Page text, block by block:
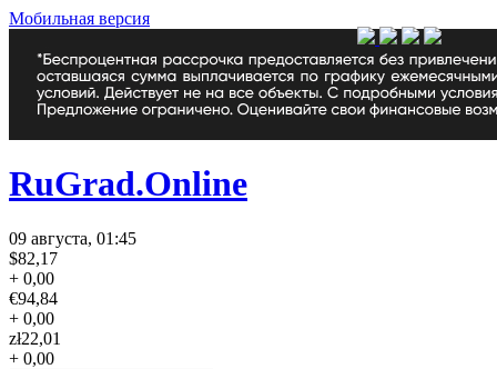
Мобильная версия
RuGrad.Online
09 августа, 01:45
$82,17
+ 0,00
€94,84
+ 0,00
zł22,01
+ 0,00